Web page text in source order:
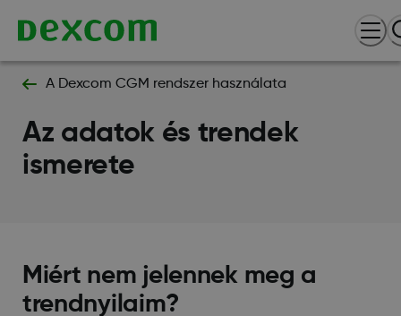
A Dexcom CGM rendszer használata
Az adatok és trendek
ismerete
Miért nem jelennek meg a
trendnyilaim?